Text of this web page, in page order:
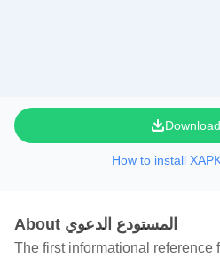
How to install
About المستودع الدعوي
The first informational reference